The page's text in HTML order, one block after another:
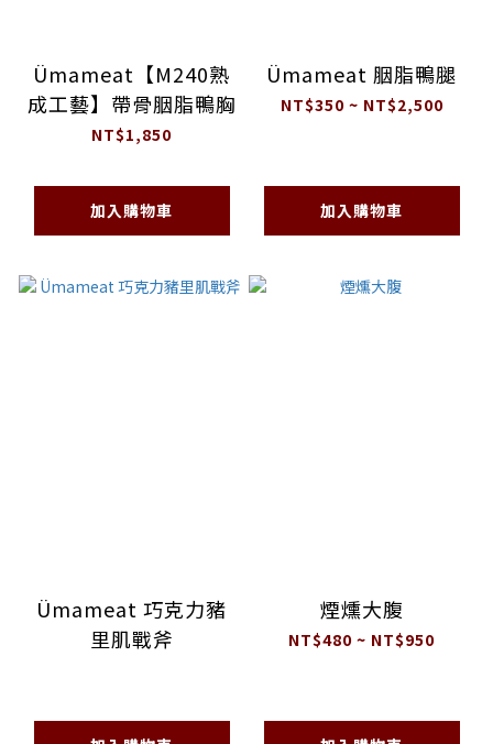
Ümameat【M240熟
成工藝】帶骨胭脂鴨胸
NT$1,850
加入購物車
Ümameat 胭脂鴨腿
NT$350 ~ NT$2,500
加入購物車
Ümameat 巧克力豬
里肌戰斧
煙燻大腹
NT$480 ~ NT$950